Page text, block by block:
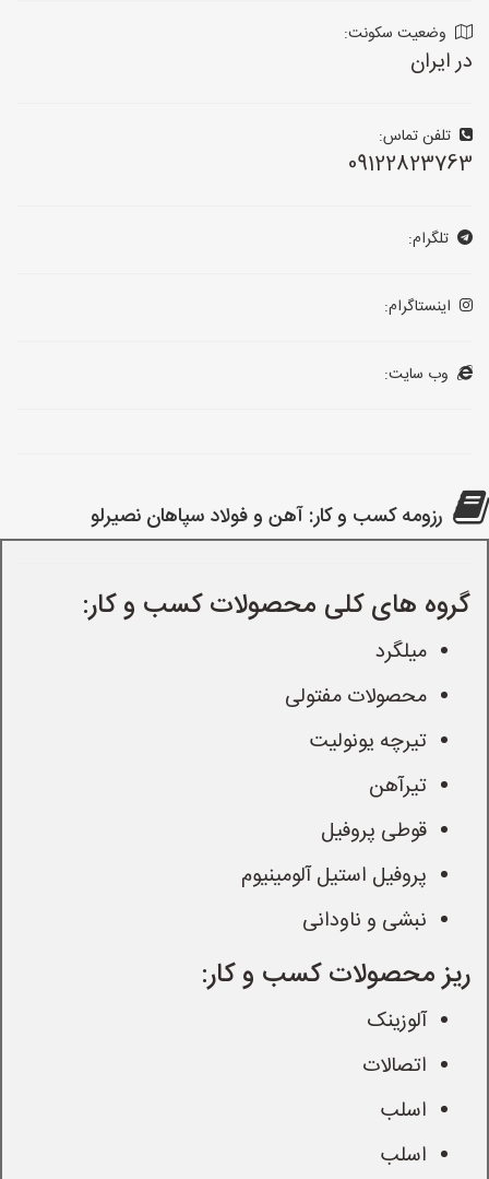
وضعیت سکونت:
در ایران
تلفن تماس:
09122823763
تلگرام:
اینستاگرام:
وب سایت:
رزومه کسب و کار: آهن و فولاد سپاهان نصیرلو
گروه های کلی محصولات کسب و کار:
میلگرد
محصولات مفتولی
تیرچه یونولیت
تیرآهن
قوطی پروفیل
پروفیل استیل آلومینیوم
نبشی و ناودانی
ریز محصولات کسب و کار:
آلوزینک
اتصالات
اسلب
اسلب